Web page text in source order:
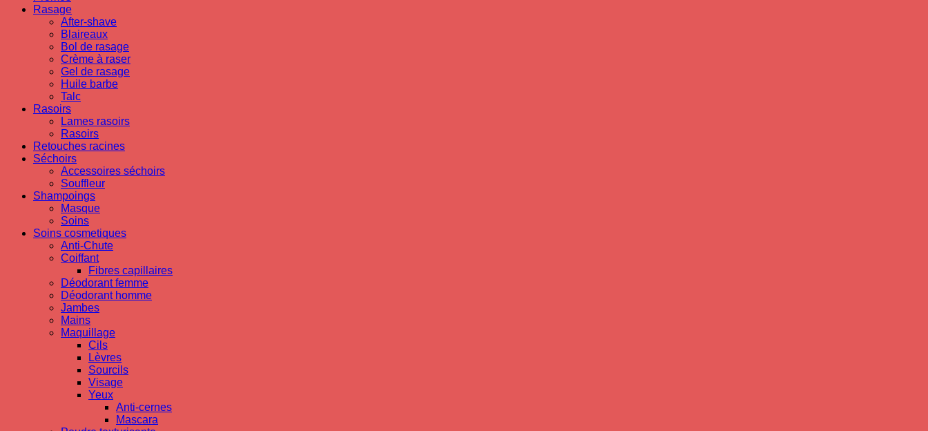
Rasage
After-shave
Blaireaux
Bol de rasage
Crème à raser
Gel de rasage
Huile barbe
Talc
Rasoirs
Lames rasoirs
Rasoirs
Retouches racines
Séchoirs
Accessoires séchoirs
Souffleur
Shampoings
Masque
Soins
Soins cosmetiques
Anti-Chute
Coiffant
Fibres capillaires
Déodorant femme
Déodorant homme
Jambes
Mains
Maquillage
Cils
Lèvres
Sourcils
Visage
Yeux
Anti-cernes
Mascara